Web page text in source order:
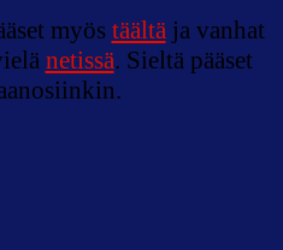
myös täältäja vanhat
netissä. Sieltä pääset